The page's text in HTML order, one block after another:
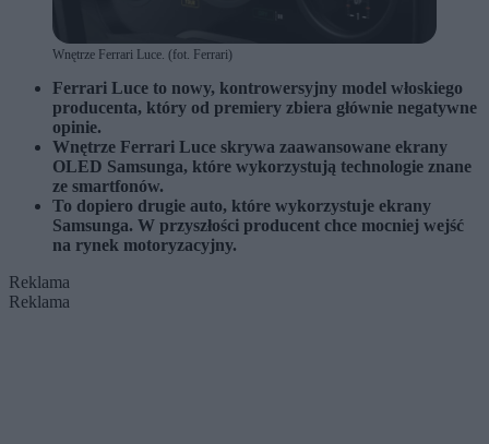
Wnętrze Ferrari Luce. (fot. Ferrari)
Ferrari Luce to nowy, kontrowersyjny model włoskiego
producenta, który od premiery zbiera głównie negatywne
opinie.
Wnętrze Ferrari Luce skrywa zaawansowane ekrany
OLED Samsunga, które wykorzystują technologie znane
ze smartfonów.
To dopiero drugie auto, które wykorzystuje ekrany
Samsunga. W przyszłości producent chce mocniej wejść
na rynek motoryzacyjny.
Reklama
Reklama